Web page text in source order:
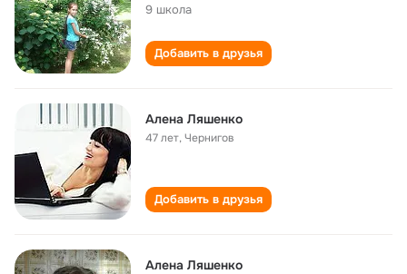
9 школа
Добавить в друзья
Алена Ляшенко
47 лет,Чернигов
Добавить в друзья
Алена Ляшенко